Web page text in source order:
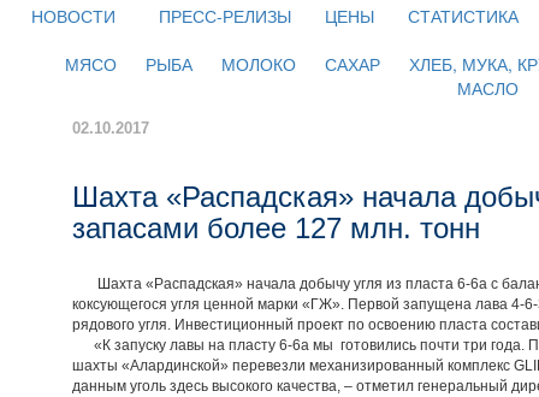
НОВОСТИ ПРЕСС-РЕЛИЗЫ ЦЕНЫ
СТАТИСТИКА
МЯСО
РЫБА МОЛОКО САХАР
ХЛЕБ, МУКА,
МАСЛО
02.10.2017
Шахта «Распадская» начала
запасами более 127 млн. тонн
Шахта «Распадская» начала добычу угля из пласта 6-6а с
коксующегося угля ценной марки «ГЖ». Первой запущена лава 4-
рядового угля. Инвестиционный проект по освоению пласта
«К запуску лавы на пласту 6-6а мы готовились почти три года.
шахты «Алардинской» перевезли механизированный комплекс
данным уголь здесь высокого качества, – отметил генеральный